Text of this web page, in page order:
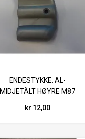
ENDESTYKKE. AL-
MIDJETÄLT HØYRE M87
kr 12,00